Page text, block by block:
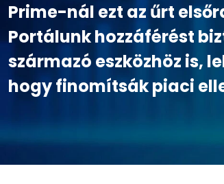
Prime-nál ezt az űrt
Portálunk hozzáférést
származó eszközhöz is,
hogy finomítsák piaci